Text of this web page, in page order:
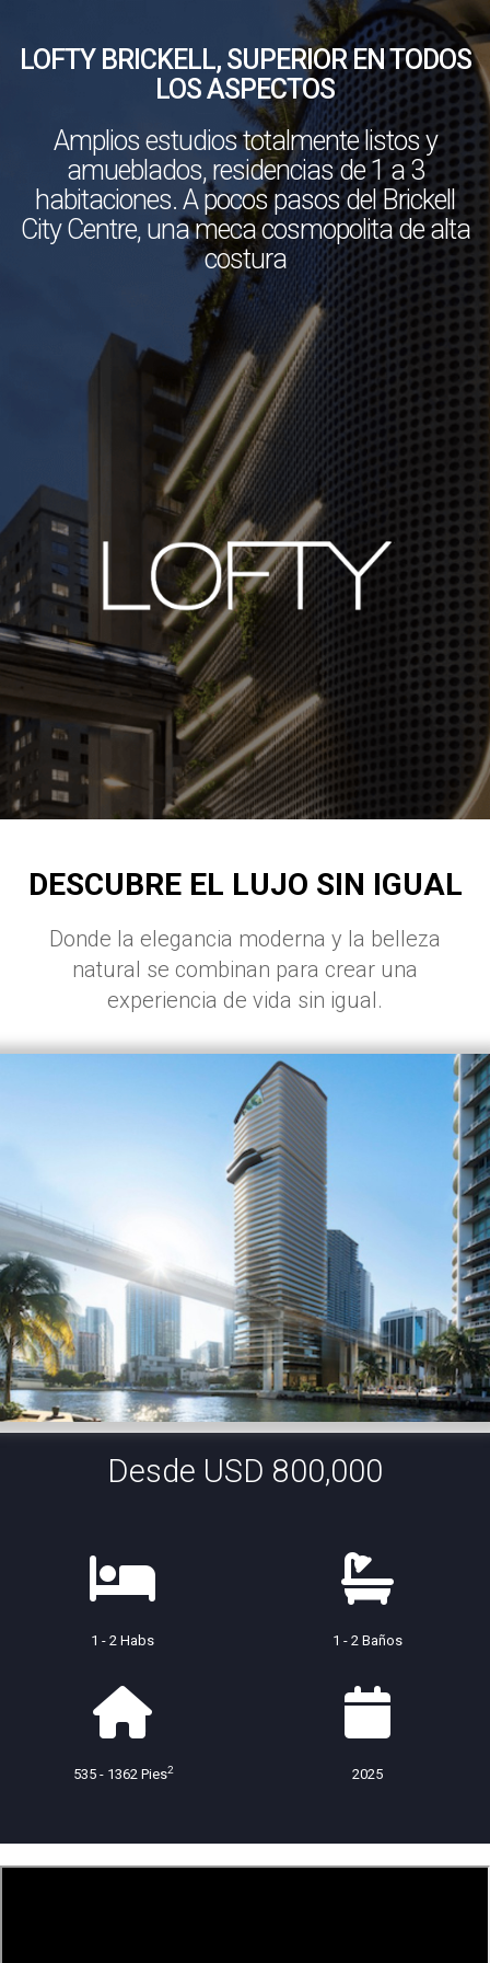
LOFTY BRICKELL, SUPERIOR EN TODOS
LOS ASPECTOS
Amplios estudios totalmente listos y
amueblados, residencias de 1 a 3
habitaciones. A pocos pasos del Brickell
City Centre, una meca cosmopolita de alta
costura
DESCUBRE EL LUJO SIN IGUAL
Donde la elegancia moderna y la belleza
natural se combinan para crear una
experiencia de vida sin igual.
Desde USD 800,000
1 - 2 Habs 1 - 2 Baños
535 - 1362 Pies2 2025